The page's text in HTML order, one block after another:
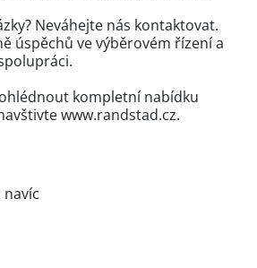
Neváhejte nás kontaktovat.
úspěchů ve výběrovém řízení a
kompletní nabídku
www.randstad.cz.
navíc